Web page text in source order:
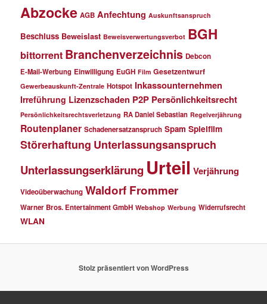
Abzocke AGB Anfechtung Auskunftsanspruch
Beschluss Beweislast Beweisverwertungsverbot BGH
bittorrent Branchenverzeichnis Debcon
E-Mail-Werbung Einwilligung EuGH Film Gesetzentwurf
Gewerbeauskunft-Zentrale Hotspot Inkassounternehmen
Irreführung Lizenzschaden P2P Persönlichkeitsrecht
Persönlichkeitsrechtsverletzung RA Daniel Sebastian Regelverjährung
Routenplaner Schadenersatzanspruch Spam Spielfilm
Störerhaftung Unterlassungsanspruch
Unterlassungserklärung Urteil Verjährung
Videoüberwachung Waldorf Frommer
Warner Bros. Entertainment GmbH Webshop Werbung Widerrufsrecht
WLAN
Stolz präsentiert von WordPress